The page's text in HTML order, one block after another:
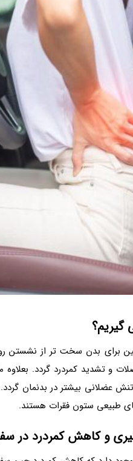
گیریم؟
برای بدن سخت تر از نشستن
و تشدید کمردرد گردد.
عضلانی بیشتر در بدنمان
طبیعی ستون فقرات هستند.
و کاهش کمردرد در